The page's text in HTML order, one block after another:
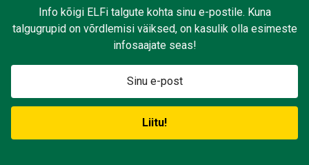
Info kõigi ELFi talgute kohta sinu e-postile. Kuna
talgugrupid on võrdlemisi väiksed, on kasulik olla esimeste
infosaajate seas!